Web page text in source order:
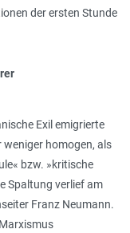
der ersten Stunde
Exil emigrierte
homogen, als
bzw. »kritische
Spaltung verlief am
Franz Neumann.